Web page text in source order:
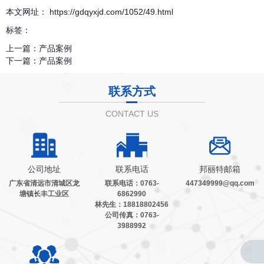
本文网址： https://gdqyxjd.com/1052/49.html
标签：
上一篇： 产品案例
下一篇： 产品案例
联系方式
CONTACT US
公司地址
广东省清远市清城区龙
塘镇长丰工业区
联系电话
联系电话：0763-
6862990
林先生：18818802456
公司传真：0763-
3988992
邦丽特邮箱
447349999@qq.com